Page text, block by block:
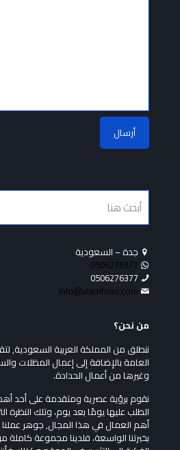
جدة – السعودية
0506276377
0506276377
info@alamfnon.com
من نحن؟
ننطلق من المملكة العربية السعودية,
العامة بالإضافة إلى إعمال المظلات
وغيرها من أعمال الحدادة.
نقوم برؤية عصرية ومتقدمة على أحد
الطلب عليها يومًا بعد يوم، وتلك النظرة
أهم العمال في هذا المجال, جوهر
بخبرتنا الواسعة، فلدينا مجموعة